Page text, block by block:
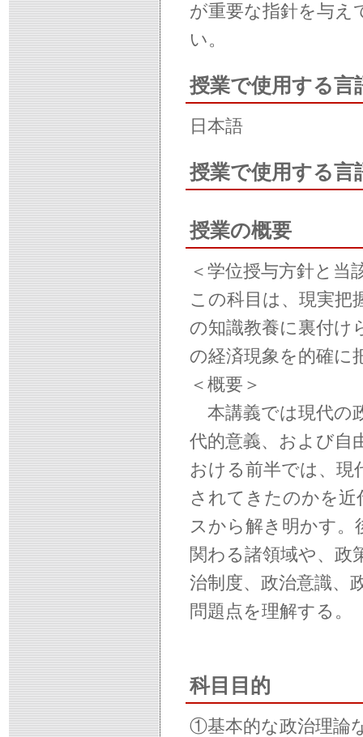
が重要な指針を与
い。
授業で使用する言
日本語
授業で使用する言
授業の概要
＜学位授与方針と当
この科目は、現実把
の知識教養に裏付け
の経済現象を的確に
＜概要＞
本講義では現代の
代的意義、および自
おける前半では、現
されてきたのかを
スから解き明かす。
関わる諸領域や、政
治制度、政治意識、
問題点を理解する。
科目目的
①基本的な政治理論